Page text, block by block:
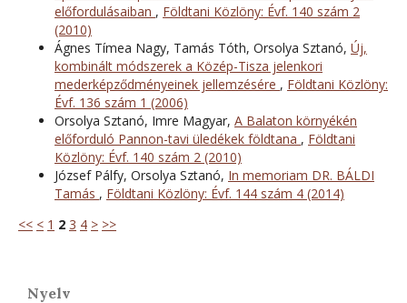
előfordulásaiban , Földtani Közlöny: Évf. 140 szám 2
(2010)
Ágnes Tímea Nagy, Tamás Tóth, Orsolya Sztanó, Új,
kombinált módszerek a Közép-Tisza jelenkori
mederképződményeinek jellemzésére , Földtani Közlöny:
Évf. 136 szám 1 (2006)
Orsolya Sztanó, Imre Magyar, A Balaton környékén
előforduló Pannon-tavi üledékek földtana , Földtani
Közlöny: Évf. 140 szám 2 (2010)
József Pálfy, Orsolya Sztanó, In memoriam DR. BÁLDI
Tamás , Földtani Közlöny: Évf. 144 szám 4 (2014)
<< < 1 2 3 4 > >>
Nyelv